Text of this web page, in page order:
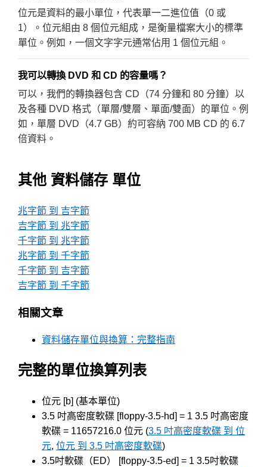
位元是資料的最小單位，代表單一二進位值（0 或
1）。位元組由 8 個位元組成，是衡量檔案大小的標準
單位。例如，一個文字字元通常佔用 1 個位元組。
我可以轉換 DVD 和 CD 的容量嗎？
可以，我們的轉換器包含 CD（74 分鐘和 80 分鐘）以
及各種 DVD 格式（單層/雙層、單面/雙面）的單位。例
如，單層 DVD（4.7 GB）約可容納 700 MB CD 的 6.7
倍資料。
其他 資料儲存 單位
兆字節 到 吉字節
吉字節 到 兆字節
千字節 到 兆字節
兆字節 到 千字節
千字節 到 吉字節
吉字節 到 千字節
相關文章
資料儲存單位與換算：完整指南
完整的單位換算列表
位元 [b] (基本單位)
3.5 吋高密度軟碟 [floppy-3.5-hd] = 1 3.5 吋高密度
軟碟 = 11657216.0 位元 (3.5 吋高密度軟碟 到 位
元, 位元 到 3.5 吋高密度軟碟)
3.5吋軟碟（ED） [floppy-3.5-ed] = 1 3.5吋軟碟